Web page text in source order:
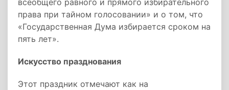
всеобщего равного и прямого избирательного
права при тайном голосовании» и о том, что
«Государственная Дума избирается сроком на
пять лет».
Искусство празднования
Этот праздник отмечают как на